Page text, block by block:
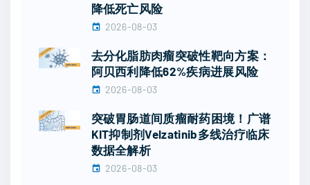
降低死亡风险
2026-08-03
去分化脂肪肉瘤突破性靶向方案：
阿贝西利降低62%疾病进展风险
2026-08-03
突破胃肠道间质瘤耐药困境！广谱
KIT抑制剂Velzatinib多线治疗临床
数据全解析
2026-08-03